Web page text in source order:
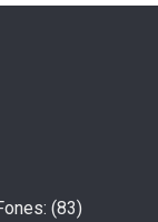
(83)